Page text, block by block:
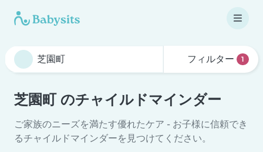
フィルター 1
芝園町 のチャイルドマインダー
ご家族のニーズを満たす優れたケア - お子様に信頼でき
るチャイルドマインダーを見つけてください。